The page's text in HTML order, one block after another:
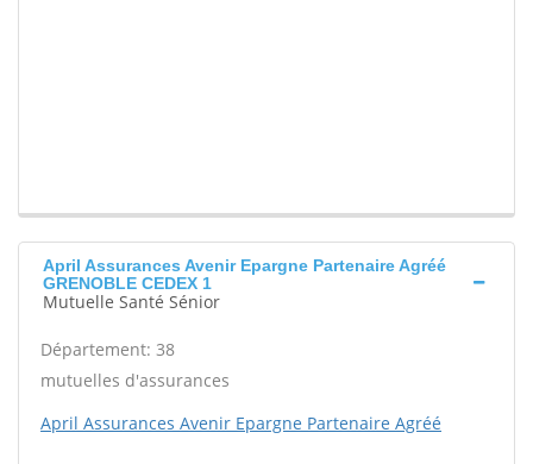
April Assurances Avenir Epargne Partenaire Agréé
GRENOBLE CEDEX 1
Mutuelle Santé Sénior
Département: 38
mutuelles d'assurances
April Assurances Avenir Epargne Partenaire Agréé